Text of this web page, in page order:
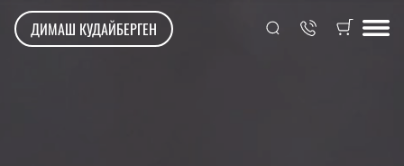
ДИМАШ КУДАЙБЕРГЕН